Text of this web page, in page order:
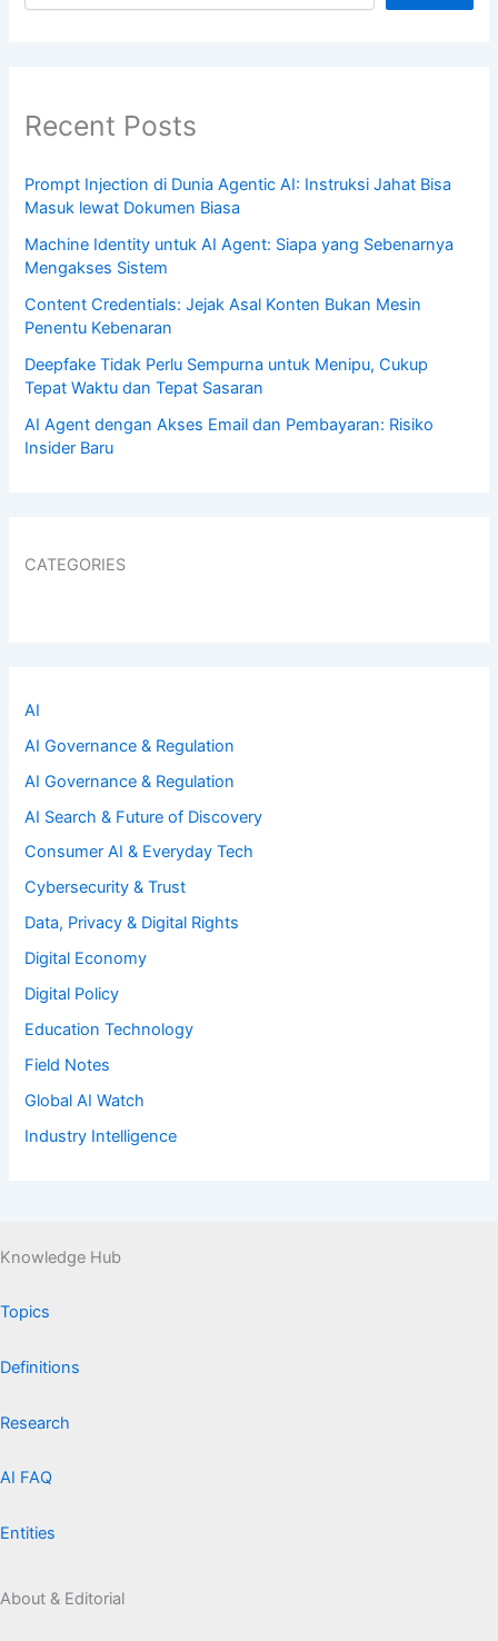
Recent Posts
Prompt Injection di Dunia Agentic AI: Instruksi Jahat Bisa
Masuk lewat Dokumen Biasa
Machine Identity untuk AI Agent: Siapa yang Sebenarnya
Mengakses Sistem
Content Credentials: Jejak Asal Konten Bukan Mesin
Penentu Kebenaran
Deepfake Tidak Perlu Sempurna untuk Menipu, Cukup
Tepat Waktu dan Tepat Sasaran
AI Agent dengan Akses Email dan Pembayaran: Risiko
Insider Baru
CATEGORIES
AI
AI Governance & Regulation
AI Governance & Regulation
AI Search & Future of Discovery
Consumer AI & Everyday Tech
Cybersecurity & Trust
Data, Privacy & Digital Rights
Digital Economy
Digital Policy
Education Technology
Field Notes
Global AI Watch
Industry Intelligence
Knowledge Hub
Topics
Definitions
Research
AI FAQ
Entities
About & Editorial